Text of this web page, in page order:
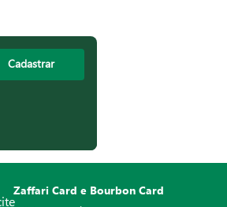
Cadastrar
Zaffari Card e Bourbon Card